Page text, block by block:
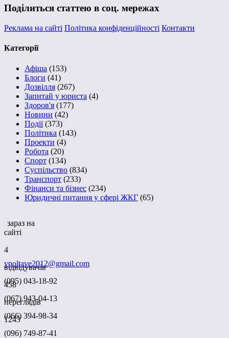
Поділиться статтею в соц. мережах
Реклама на сайті Політика конфіденційності Контакти
Категорії
Афіша (153)
Блоги (41)
Дозвілля (267)
Запитай у юриста (4)
Здоров'я (177)
Новини (42)
Події(373)
Політика (143)
Проекти (4)
Робота (20)
Спорт (134)
Суспільство (834)
Транспорт (233)
Фінанси та бізнес (234)
Юридичні питання у сфері ЖКГ (65)
зараз на
сайті
4
відвідувачів
458
переглядів
1243
vpoltave2012@gmail.com
(095) 043-18-92
(067) 943-04-13
(066) 394-98-34
(096) 749-87-41